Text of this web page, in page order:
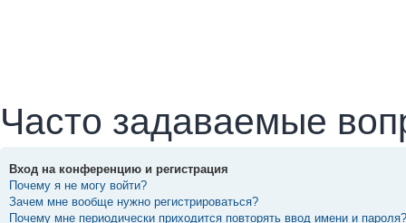
Часто задаваемые
Вход на конференцию и регистрация
Почему я не могу войти?
Зачем мне вообще нужно регистрироваться?
Почему мне периодически приходится повторять ввод имени и пароля?